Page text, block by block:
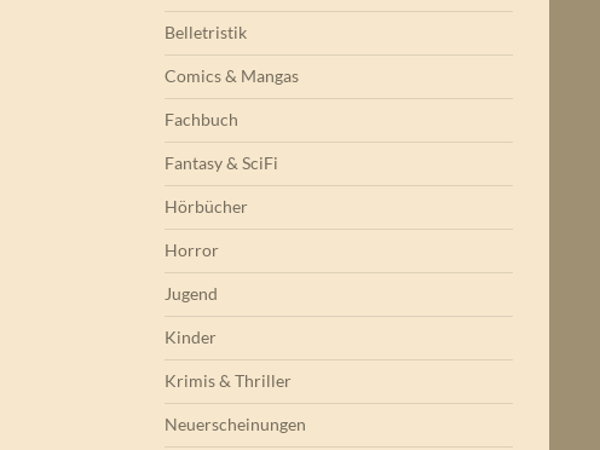
Belletristik
Comics & Mangas
Fachbuch
Fantasy & SciFi
Hörbücher
Horror
Jugend
Kinder
Krimis & Thriller
Neuerscheinungen